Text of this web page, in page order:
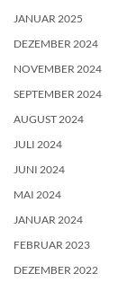
JANUAR 2025
DEZEMBER 2024
NOVEMBER 2024
SEPTEMBER 2024
AUGUST 2024
JULI 2024
JUNI 2024
MAI 2024
JANUAR 2024
FEBRUAR 2023
DEZEMBER 2022